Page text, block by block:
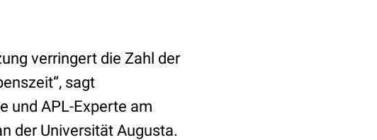
verringert die Zahl der
sagt
und APL-Experte am
der Universität Augusta.